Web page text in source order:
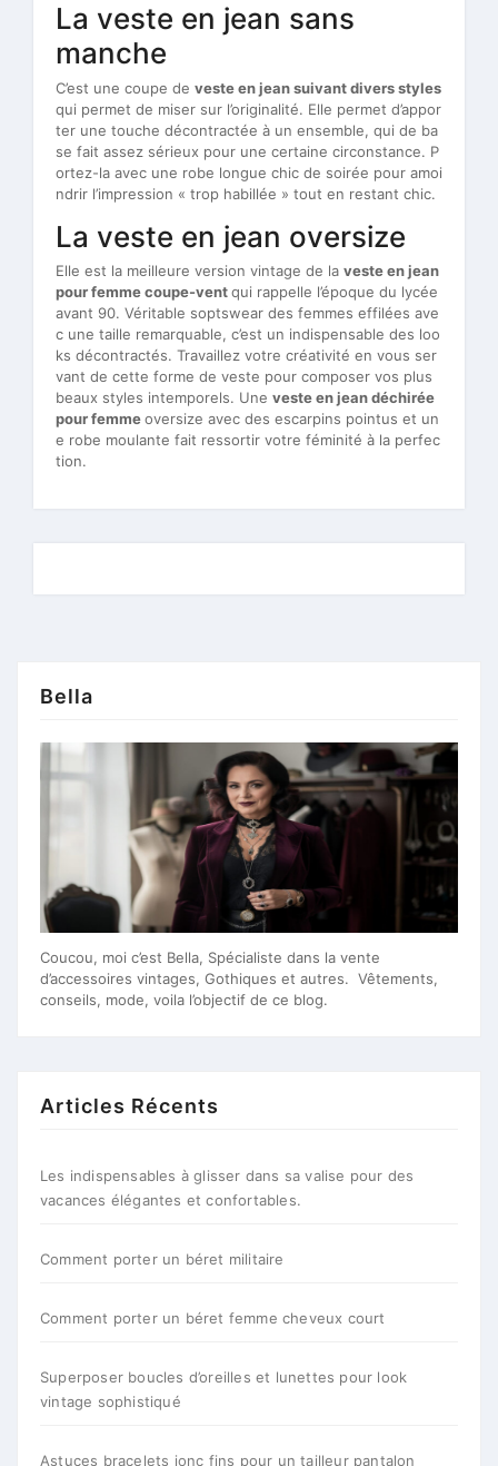
La veste en jean sans
manche
C’est une coupe de veste en jean suivant divers styles
qui permet de miser sur l’originalité. Elle permet d’appor
ter une touche décontractée à un ensemble, qui de ba
se fait assez sérieux pour une certaine circonstance. P
ortez-la avec une robe longue chic de soirée pour amoi
ndrir l’impression « trop habillée » tout en restant chic.
La veste en jean oversize
Elle est la meilleure version vintage de la veste en jean
pour femme coupe-ventqui rappelle l’époque du lycée
avant 90. Véritable soptswear des femmes effilées ave
c une taille remarquable, c’est un indispensable des loo
ks décontractés. Travaillez votre créativité en vous ser
vant de cette forme de veste pour composer vos plus
beaux styles intemporels. Une veste en jean déchirée
pour femmeoversize avec des escarpins pointus et un
e robe moulante fait ressortir votre féminité à la perfec
tion.
Bella
Coucou, moi c’est Bella, Spécialiste dans la vente
d’accessoires vintages, Gothiques et autres. Vêtements,
conseils, mode, voila l’objectif de ce blog.
Articles Récents
Les indispensables à glisser dans sa valise pour des
vacances élégantes et confortables.
Comment porter un béret militaire
Comment porter un béret femme cheveux court
Superposer boucles d’oreilles et lunettes pour look
vintage sophistiqué
Astuces bracelets jonc fins pour un tailleur pantalon